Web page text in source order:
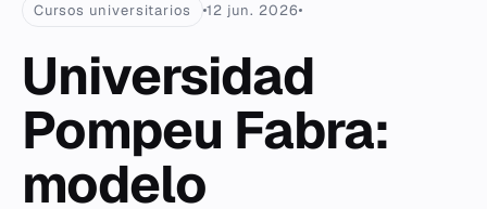
Cursos universitarios 12 jun. 2026
Universidad
Pompeu Fabra:
modelo